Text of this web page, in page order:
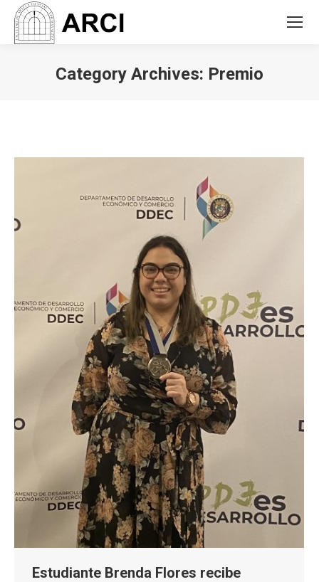
Category Archives: Premio
Estudiante Brenda Flores recibe